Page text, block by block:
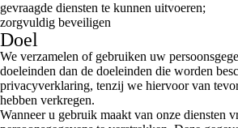
gevraagde diensten te kunnen uitvoeren;
zorgvuldig beveiligen
Doel
We verzamelen of gebruiken uw
doeleinden dan de doeleinden die worden
privacyverklaring, tenzij we hiervoor van
hebben verkregen.
Wanneer u gebruik maakt van onze diensten